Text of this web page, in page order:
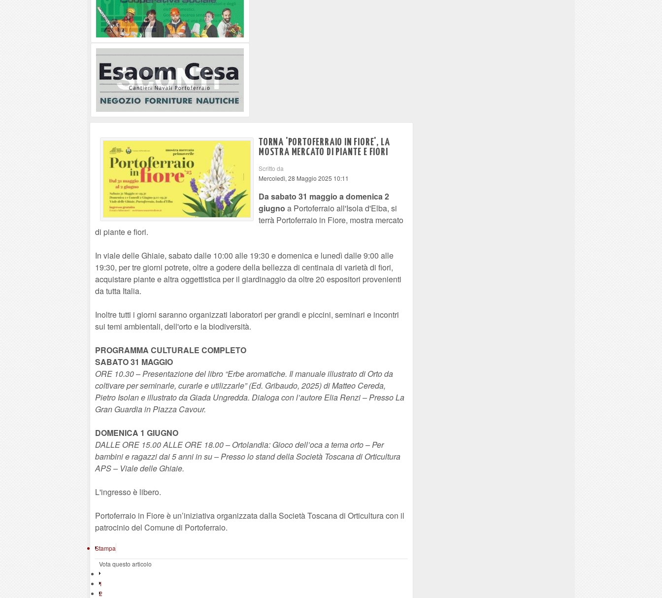
TORNA 'PORTOFERRAIO IN FIORE', LA
MOSTRA MERCATO DI PIANTE E FIORI
Scritto da
Mercoledì, 28 Maggio 2025 10:11
Da sabato 31 maggio a domenica 2
giugno a Portoferraio all'Isola d'Elba, si
terrà Portoferraio in Fiore, mostra mercato
di piante e fiori.
In viale delle Ghiaie, sabato dalle 10:00 alle 19:30 e domenica e lunedì dalle 9:00 alle
19:30, per tre giorni potrete, oltre a godere della bellezza di centinaia di varietà di fiori,
acquistare piante e altra oggettistica per il giardinaggio da oltre 20 espositori provenienti
da tutta Italia.
Inoltre tutti i giorni saranno organizzati laboratori per grandi e piccini, seminari e incontri
sui temi ambientali, dell'orto e la biodiversità.
PROGRAMMA CULTURALE COMPLETO
SABATO 31 MAGGIO
ORE 10.30 – Presentazione del libro “Erbe aromatiche. Il manuale illustrato di Orto da
coltivare per seminarle, curarle e utilizzarle” (Ed. Gribaudo, 2025) di Matteo Cereda,
Pietro Isolan e illustrato da Giada Ungredda. Dialoga con l’autore Elia Renzi – Presso La
Gran Guardia in Piazza Cavour.
DOMENICA 1 GIUGNO
DALLE ORE 15.00 ALLE ORE 18.00 – Ortolandia: Gioco dell’oca a tema orto – Per
bambini e ragazzi dai 5 anni in su – Presso lo stand della Società Toscana di Orticultura
APS – Viale delle Ghiaie.
L'ingresso è libero.
Portoferraio in Fiore è un’iniziativa organizzata dalla Società Toscana di Orticultura con il
patrocinio del Comune di Portoferraio.
Stampa
Vota questo articolo
1
2